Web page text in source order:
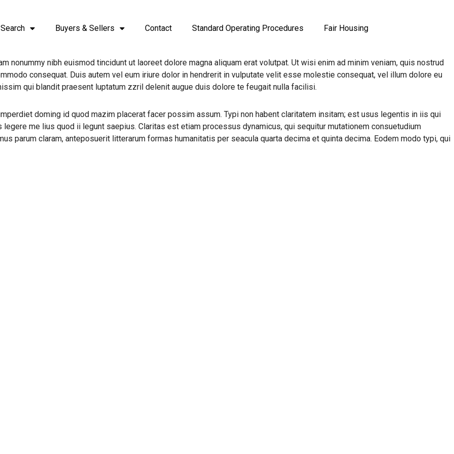
Buyers & Sellers Contact Standard Operating Procedures Fair Housing
nonummy nibh euismod tincidunt ut laoreet dolore magna aliquam erat volutpat. Ut wisi enim ad minim veniam, quis nostrud
consequat. Duis autem vel eum iriure dolor in hendrerit in vulputate velit esse molestie consequat, vel illum dolore eu
qui blandit praesent luptatum zzril delenit augue duis dolore te feugait nulla facilisi.
doming id quod mazim placerat facer possim assum. Typi non habent claritatem insitam; est usus legentis in iis qui
me lius quod ii legunt saepius. Claritas est etiam processus dynamicus, qui sequitur mutationem consuetudium
parum claram, anteposuerit litterarum formas humanitatis per seacula quarta decima et quinta decima. Eodem modo typi, qui